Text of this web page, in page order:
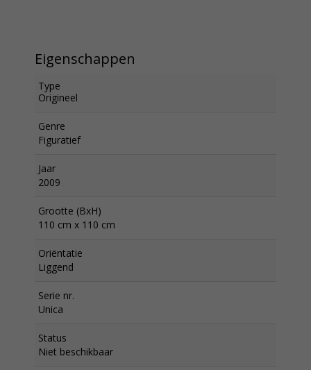
Eigenschappen
Type
Origineel
Genre
Figuratief
Jaar
2009
Grootte (BxH)
110 cm x 110 cm
Oriëntatie
Liggend
Serie nr.
Unica
Status
Niet beschikbaar